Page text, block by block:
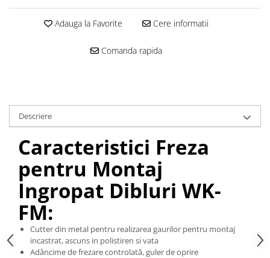
Piese pentru CD si UA
Benzi Gips Carton
Lemn
Adezivi Acoperiri Elastice și Textile
Adezivi Parchet și Lemn
Produse pentru Curățare
Colțare Protecție
Profile Baie
Placări Ceramice și din Piatră
Profile Dilatatie
Chituri de Rosturi
Adauga la Favorite Cere informatii
Comanda rapida
Descriere
Caracteristici Freza
pentru Montaj
Ingropat Dibluri WK-
FM:
Cutter din metal pentru realizarea gaurilor pentru montaj
incastrat, ascuns in polistiren si vata
Adâncime de frezare controlată, guler de oprire